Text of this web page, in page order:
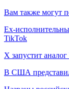
Вам также могут
Ex-
TikTok
X запустит
В США